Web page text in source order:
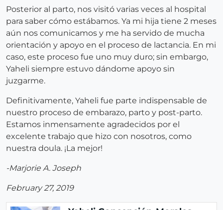
Posterior al parto, nos visitó varias veces al hospital
para saber cómo estábamos. Ya mi hija tiene 2 meses
aún nos comunicamos y me ha servido de mucha
orientación y apoyo en el proceso de lactancia. En mi
caso, este proceso fue uno muy duro; sin embargo,
Yaheli siempre estuvo dándome apoyo sin
juzgarme.
Definitivamente, Yaheli fue parte indispensable de
nuestro proceso de embarazo, parto y post-parto.
Estamos inmensamente agradecidos por el
excelente trabajo que hizo con nosotros, como
nuestra doula. ¡La mejor!
-Marjorie A. Joseph
February 27, 2019